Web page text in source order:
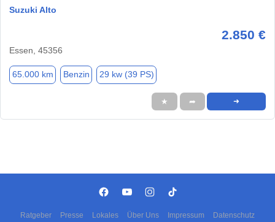
Suzuki Alto
2.850 €
Essen, 45356
65.000 km Benzin 29 kw (39 PS)
★ ➦ ➜
Ratgeber Presse Lokales Über Uns Impressum Datenschutz